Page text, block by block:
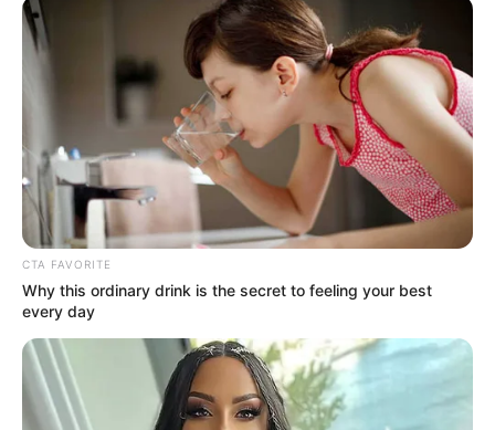
kormányra kerül. A bejelentés után egy biztos: a
nyugdíjrendszer jövőjéről szóló vita új szintre
lépett – és a most elhangzott tervek még sokáig
napirenden maradnak.
CTA FAVORITE
Why this ordinary drink is the secret to feeling your best
every day